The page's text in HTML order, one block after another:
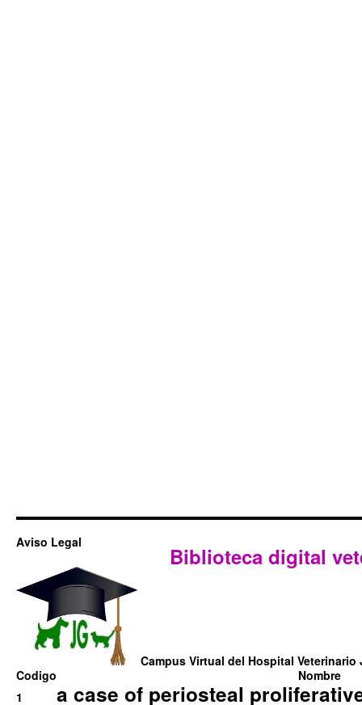
Aviso Legal
Biblioteca digital
Campus Virtual del Hospital Veterinario
Codigo
Nombre
1
a case of periosteal